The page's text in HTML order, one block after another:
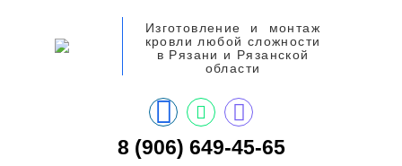
Изготовление и монтаж
кровли любой сложности
в Рязани и Рязанской
области
8 (906) 649-45-65